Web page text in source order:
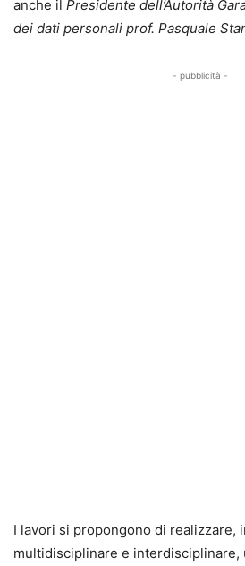
anche il Presidente dell’Autorità
dei dati personali prof. Pasquale
- pubblicità -
I lavori si propongono di realizzare,
multidisciplinare e interdisciplinare,